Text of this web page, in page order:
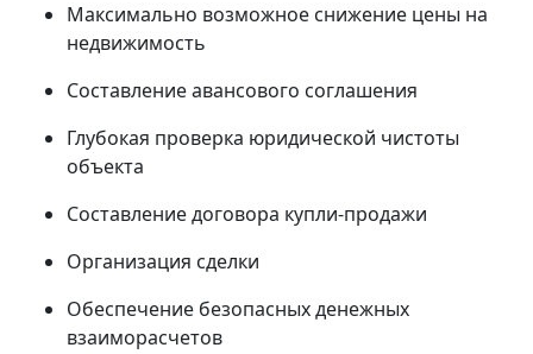
Максимально возможное снижение цены на
недвижимость
Составление авансового соглашения
Глубокая проверка юридической чистоты
объекта
Составление договора купли-продажи
Организация сделки
Обеспечение безопасных денежных
взаиморасчетов